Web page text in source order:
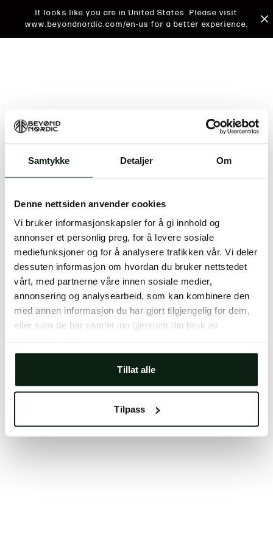
Samtykke Detaljer Om
Denne nettsiden anvender cookies
Vi bruker informasjonskapsler for å gi innhold og
annonser et personlig preg, for å levere sosiale
mediefunksjoner og for å analysere trafikken vår. Vi deler
dessuten informasjon om hvordan du bruker nettstedet
vårt, med partnerne våre innen sosiale medier,
annonsering og analysearbeid, som kan kombinere den
med annen informasjon du har gjort tilgjengelig for dem,
eller som de har samlet inn gjennom din bruk av
Tillat alle
Tilpass
It looks like you are in United States. Please visit
www.beyondnordic.com/en-us for a better experience.
An unknown error has occurred. An error report has
issue will be investigated.
Click the button below to refresh the website. If the
issue persists, either try waiting a moment or
reopening your browser.
Clearing your browser cache may also help in some
cases.
We apologize for the inconvenience.